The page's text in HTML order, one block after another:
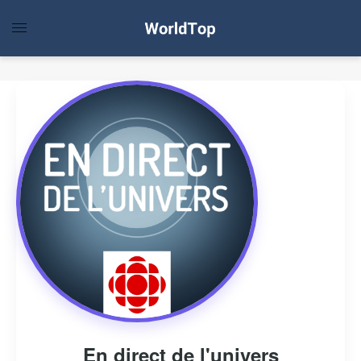
En direct de l'univers